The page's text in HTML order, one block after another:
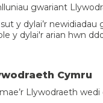
gwariant
y dylai’r
y dylai'r arian hwn
Cymru
Llywodraeth